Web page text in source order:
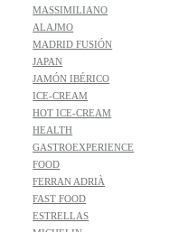
MASSIMILIANO
ALAJMO
MADRID FUSIÓN
JAPAN
JAMÓN IBÉRICO
ICE-CREAM
HOT ICE-CREAM
HEALTH
GASTROEXPERIENCE
FOOD
FERRAN ADRIÀ
FAST FOOD
ESTRELLAS